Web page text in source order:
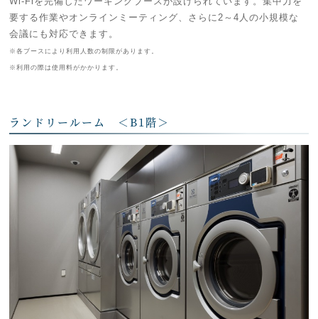
要する作業やオンラインミーティング、さらに2～4人の小規模な
会議にも対応できます。
※各ブースにより利用人数の制限があります。
※利用の際は使用料がかかります。
ランドリールーム ＜B1階＞